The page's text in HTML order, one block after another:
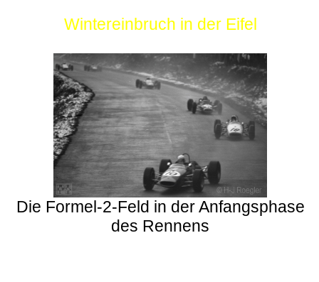
Wintereinbruch in der Eifel
Die Formel-2-Feld in der Anfangsphase
des Rennens